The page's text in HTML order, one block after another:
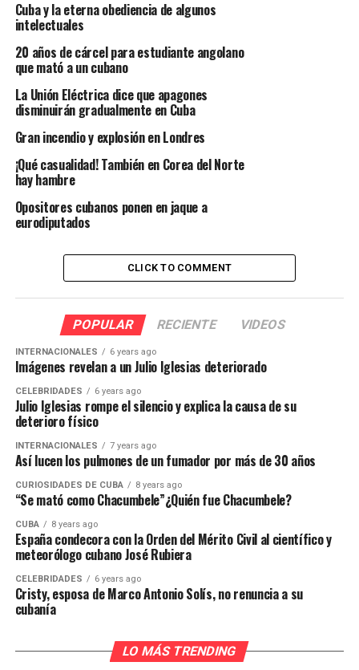
Cuba y la eterna obediencia de algunos
intelectuales
20 años de cárcel para estudiante angolano
que mató a un cubano
La Unión Eléctrica dice que apagones
disminuirán gradualmente en Cuba
Gran incendio y explosión en Londres
¡Qué casualidad! También en Corea del Norte
hay hambre
Opositores cubanos ponen en jaque a
eurodiputados
CLICK TO COMMENT
POPULAR RECIENTE VIDEOS
INTERNACIONALES 6 years ago
Imágenes revelan a un Julio Iglesias deteriorado
CELEBRIDADES 6 years ago
Julio Iglesias rompe el silencio y explica la causa de su
deterioro físico
INTERNACIONALES 7 years ago
Así lucen los pulmones de un fumador por más de 30 años
CURIOSIDADES DE CUBA 8 years ago
“Se mató como Chacumbele”¿Quién fue Chacumbele?
CUBA 8 years ago
España condecora con la Orden del Mérito Civil al científico y
meteorólogo cubano José Rubiera
CELEBRIDADES 6 years ago
Cristy, esposa de Marco Antonio Solís, no renuncia a su
cubanía
LO MÁS TRENDING